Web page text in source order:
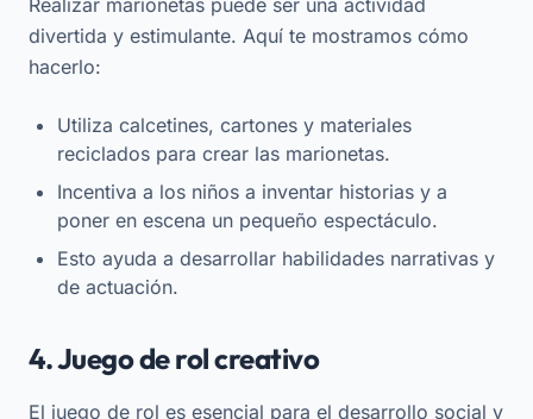
divertida y estimulante. Aquí te mostramos cómo
hacerlo:
Utiliza calcetines, cartones y materiales
reciclados para crear las marionetas.
Incentiva a los niños a inventar historias y a
poner en escena un pequeño espectáculo.
Esto ayuda a desarrollar habilidades narrativas y
de actuación.
4. Juego de rol creativo
El juego de rol es esencial para el desarrollo social y